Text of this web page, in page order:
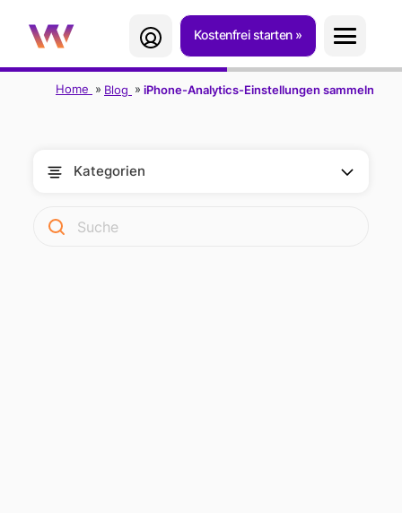
Kostenfrei starten
Home Blog iPhone-Analytics-Einstellungen sammeln
Kategorien